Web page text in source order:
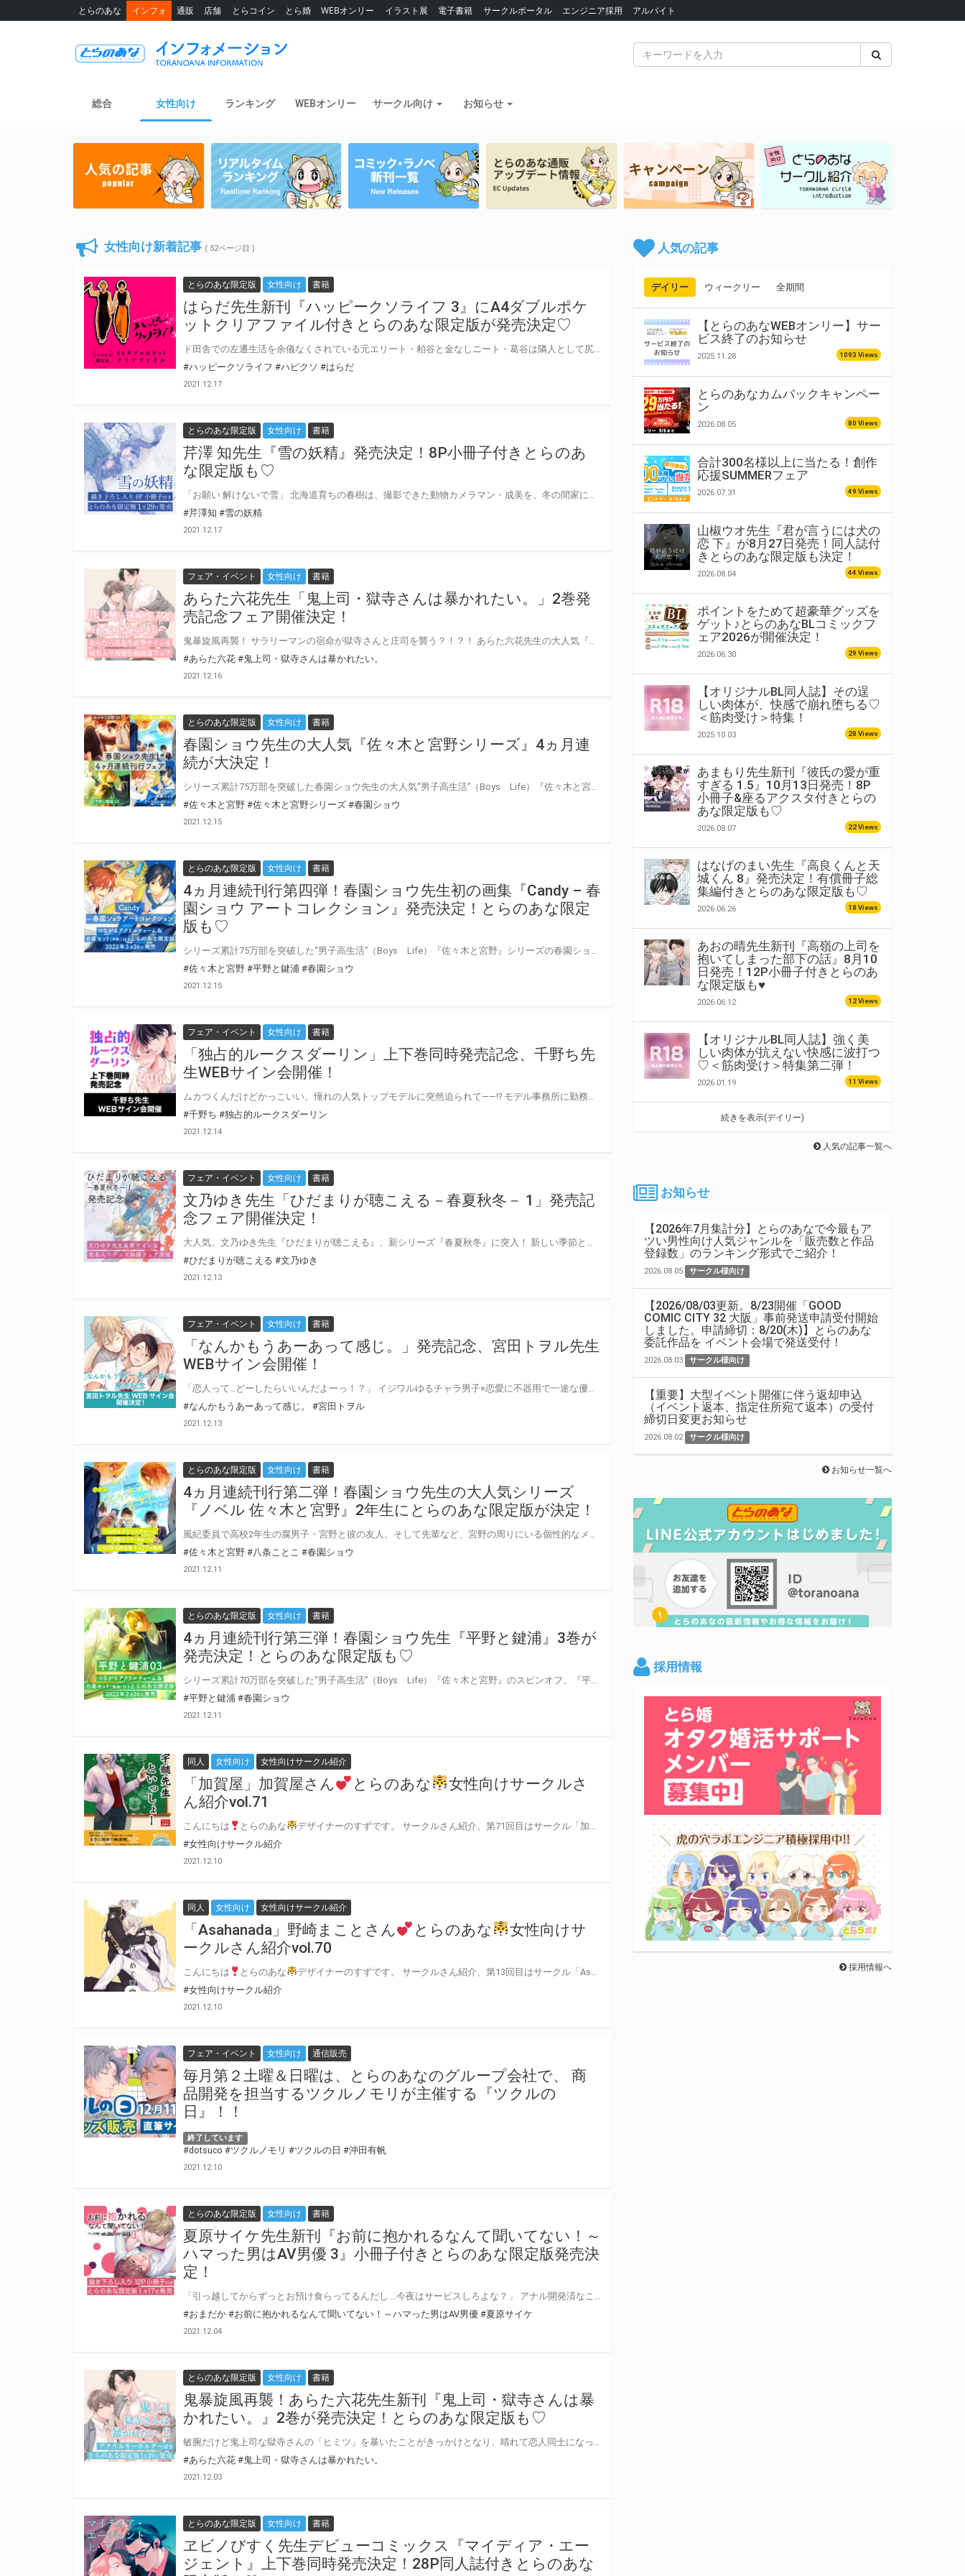
とらのあな インフォ 通販 店舗 とらコイン とら婚 WEBオンリー イラスト展 電子書籍 サークルポータル エンジニア採用 アルバイト
総合 女性向け ランキング WEBオンリー サークル向け お知らせ
女性向け新着記事 ( 52ページ目 )
とらのあな限定版 女性向け 書籍
はらだ先生新刊『ハッピークソライフ 3』にA4ダブルポケ
ットクリアファイル付きとらのあな限定版が発売決定♡
#ハッピークソライフ #ハピクソ #はらだ
2021.12.17
とらのあな限定版 女性向け 書籍
芹澤 知先生『雪の妖精』発売決定！8P小冊子付きとらのあ
な限定版も♡
#芹澤知 #雪の妖精
2021.12.17
フェア・イベント 女性向け 書籍
あらた六花先生「鬼上司・獄寺さんは暴かれたい。」2巻発
売記念フェア開催決定！
#あらた六花 #鬼上司・獄寺さんは暴かれたい。
2021.12.16
とらのあな限定版 女性向け 書籍
春園ショウ先生の大人気『佐々木と宮野シリーズ』4ヵ月連
続が大決定！
#佐々木と宮野 #佐々木と宮野シリーズ #春園ショウ
2021.12.15
とらのあな限定版 女性向け 書籍
4ヵ月連続刊行第四弾！春園ショウ先生初の画集『Candy – 春
園ショウ アートコレクション』発売決定！とらのあな限定
版も♡
#佐々木と宮野 #平野と鍵浦 #春園ショウ
2021.12.15
フェア・イベント 女性向け 書籍
「独占的ルークスダーリン」上下巻同時発売記念、千野ち先
生WEBサイン会開催！
#千野ち #独占的ルークスダーリン
2021.12.14
フェア・イベント 女性向け 書籍
文乃ゆき先生「ひだまりが聴こえる－春夏秋冬－ 1」発売記
念フェア開催決定！
#ひだまりが聴こえる #文乃ゆき
2021.12.13
フェア・イベント 女性向け 書籍
「なんかもうあーあって感じ。」発売記念、宮田トヲル先生
WEBサイン会開催！
#なんかもうあーあって感じ。
#宮田トヲル
2021.12.13
とらのあな限定版 女性向け 書籍
4ヵ月連続刊行第二弾！春園ショウ先生の大人気シリーズ
『ノベル 佐々木と宮野』2年生にとらのあな限定版が決定！
#佐々木と宮野 #八条ことこ #春園ショウ
2021.12.11
とらのあな限定版 女性向け 書籍
4ヵ月連続刊行第三弾！春園ショウ先生『平野と鍵浦』3巻が
発売決定！とらのあな限定版も♡
#平野と鍵浦 #春園ショウ
2021.12.11
同人 女性向け 女性向けサークル紹介
「加賀屋」加賀屋さん とらのあな
女性向けサークルさ
ん紹介vol.71
こんにちは とらのあな デザイナーのすずです。 サークルさん紹介、第71回目はサークル「加賀屋」の「加賀屋」さんです フルカラーで魅せる
キメツ学園を舞台に描かれる日常
#女性向けサークル紹介
2021.12.10
同人 女性向け 女性向けサークル紹介
「Asahanada」野崎まことさん とらのあな
女性向けサ
ークルさん紹介vol.70
こんにちは とらのあな デザイナーのすずです。 サークルさん紹介、第13回目はサークル「Asahanada」の「野崎まこと」さんです かつ繊細なタッチで描かれる
#女性向けサークル紹介
2021.12.10
フェア・イベント 女性向け 通信販売
毎月第２土曜＆日曜は、とらのあなのグループ会社で、 商
品開発を担当するツクルノモリが主催する『ツクルの
日』！！
終了しています
#dotsuco #ツクルノモリ #ツクルの日 #沖田有帆
2021.12.10
とらのあな限定版 女性向け 書籍
夏原サイケ先生新刊『お前に抱かれるなんて聞いてない！～
ハマった男はAV男優 3』小冊子付きとらのあな限定版発売決
定！
#おまだか #お前に抱かれるなんて聞いてない！～ハマった男はAV男優 #夏原サイケ
2021.12.04
とらのあな限定版 女性向け 書籍
鬼暴旋風再襲！あらた六花先生新刊『鬼上司・獄寺さんは暴
かれたい。』2巻が発売決定！とらのあな限定版も♡
#あらた六花 #鬼上司・獄寺さんは暴かれたい。
2021.12.03
とらのあな限定版 女性向け 書籍
ヱビノびすく先生デビューコミックス『マイディア・エー
ジェント』上下巻同時発売決定！28P同人誌付きとらのあな
人気の記事
デイリー ウィークリー 全期間
【とらのあなWEBオンリー】サー
ビス終了のお知らせ
2025.11.28 1093 Views
とらのあなカムバックキャンペー
ン
2026.08.05 80 Views
合計300名様以上に当たる！創作
応援SUMMERフェア
2026.07.31 49 Views
山椒ウオ先生『君が言うには犬の
恋 下』が8月27日発売！同人誌付
きとらのあな限定版も決定！
2026.08.04 44 Views
ポイントをためて超豪華グッズを
ゲット♪とらのあなBLコミックフ
ェア2026が開催決定！
2026.06.30 29 Views
【オリジナルBL同人誌】その逞
しい肉体が、快感で崩れ堕ちる♡
＜筋肉受け＞特集！
2025.10.03 28 Views
あまもり先生新刊『彼氏の愛が重
すぎる 1.5』10月13日発売！8P
小冊子&座るアクスタ付きとらの
あな限定版も♡
2026.08.07 22 Views
はなげのまい先生『高良くんと天
城くん 8』発売決定！有償冊子総
集編付きとらのあな限定版も♡
2026.06.26 18 Views
あおの晴先生新刊『高嶺の上司を
抱いてしまった部下の話』8月10
日発売！12P小冊子付きとらのあ
な限定版も♥
2026.06.12 12 Views
【オリジナルBL同人誌】強く美
しい肉体が抗えない快感に波打つ
♡＜筋肉受け＞特集第二弾！
2026.01.19 11 Views
続きを表示(デイリー)
人気の記事一覧へ
お知らせ
【2026年7月集計分】とらのあなで今最もア
ツい男性向け人気ジャンルを「販売数と作品
登録数」のランキング形式でご紹介！
2026.08.05 サークル様向け
【2026/08/03更新。8/23開催「GOOD
COMIC CITY 32 大阪」事前発送申請受付開始
しました。申請締切：8/20(木)】とらのあな
委託作品を イベント会場で発送受付！
2026.08.03 サークル様向け
【重要】大型イベント開催に伴う返却申込
（イベント返本、指定住所宛て返本）の受付
締切日変更お知らせ
2026.08.02 サークル様向け
お知らせ一覧へ
採用情報
採用情報へ